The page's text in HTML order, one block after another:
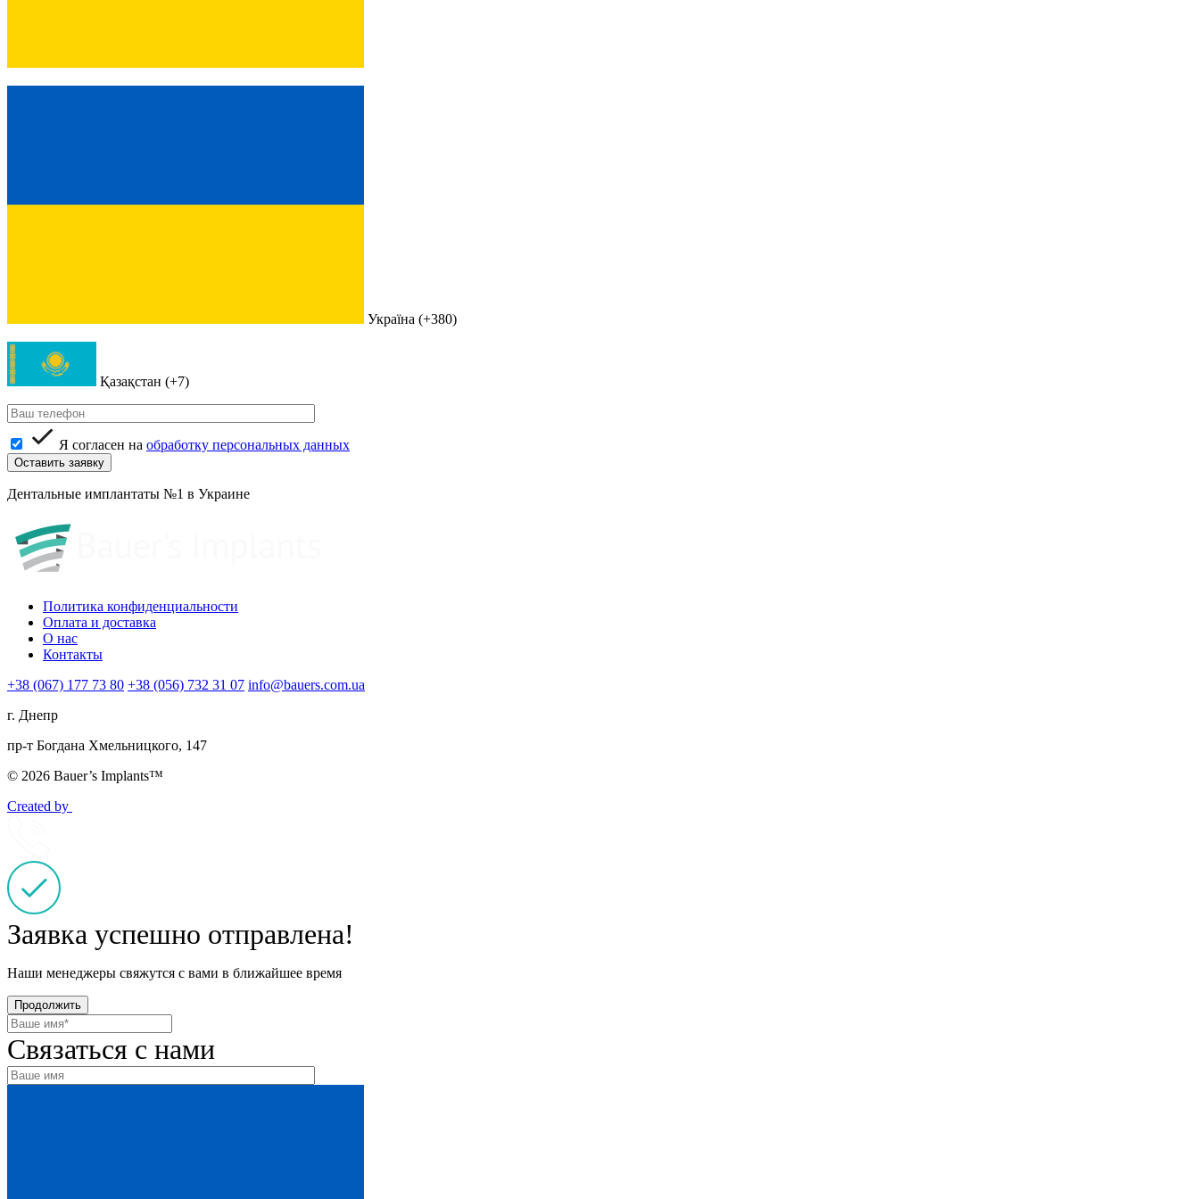
Україна (+380)
Қазақстан (+7)
Я согласен на обработку персональных данных
Дентальные имплантаты №1 в Украине
Политика конфиденциальности
Оплата и доставка
О нас
Контакты
+38 (067) 177 73 80 +38 (056) 732 31 07 info@bauers.com.ua
г. Днепр
пр-т Богдана Хмельницкого, 147
© 2026 Bauer’s Implants™
Created by
Заявка успешно отправлена!
Наши менеджеры свяжутся с вами в ближайшее время
Продолжить
Связаться с нами